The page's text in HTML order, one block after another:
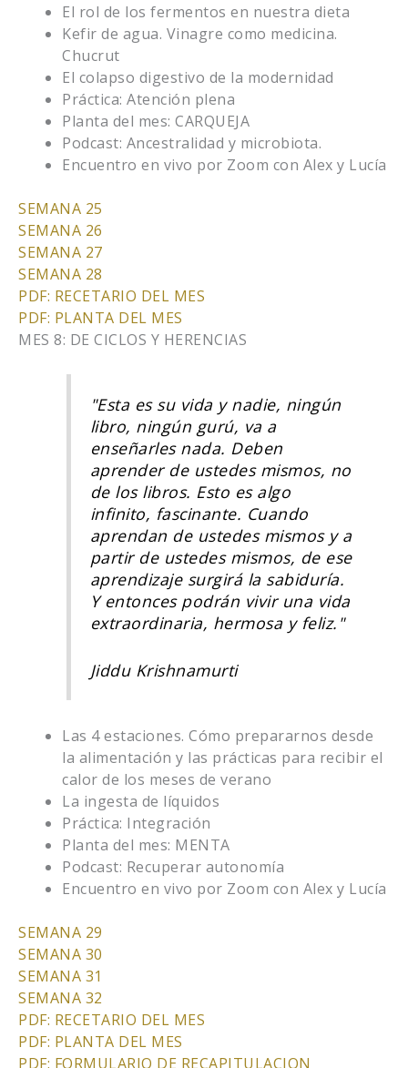
El rol de los fermentos en nuestra dieta
Kefir de agua. Vinagre como medicina.
Chucrut
El colapso digestivo de la modernidad
Práctica: Atención plena
Planta del mes: CARQUEJA
Podcast: Ancestralidad y microbiota.
Encuentro en vivo por Zoom con Alex y Lucía
SEMANA 25
SEMANA 26
SEMANA 27
SEMANA 28
PDF: RECETARIO DEL MES
PDF: PLANTA DEL MES
MES 8: DE CICLOS Y HERENCIAS
"Esta es su vida y nadie, ningún
libro, ningún gurú, va a
enseñarles nada. Deben
aprender de ustedes mismos, no
de los libros. Esto es algo
infinito, fascinante. Cuando
aprendan de ustedes mismos y a
partir de ustedes mismos, de ese
aprendizaje surgirá la sabiduría.
Y entonces podrán vivir una vida
extraordinaria, hermosa y feliz."
Jiddu Krishnamurti
Las 4 estaciones. Cómo prepararnos desde
la alimentación y las prácticas para recibir el
calor de los meses de verano
La ingesta de líquidos
Práctica: Integración
Planta del mes: MENTA
Podcast: Recuperar autonomía
Encuentro en vivo por Zoom con Alex y Lucía
SEMANA 29
SEMANA 30
SEMANA 31
SEMANA 32
PDF: RECETARIO DEL MES
PDF: PLANTA DEL MES
PDF: FORMULARIO DE RECAPITULACION